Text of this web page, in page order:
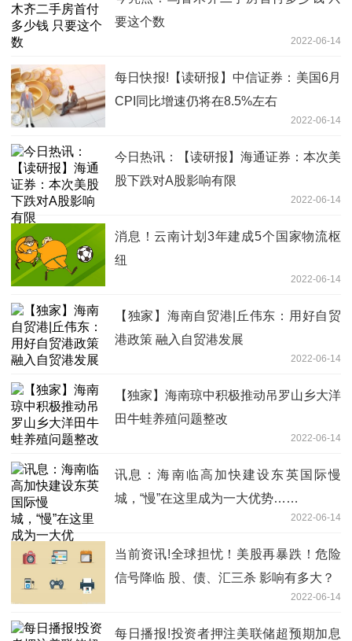
要这个数
2022-06-14
每日快报!【读研报】中信证券：美国6月
CPI同比增速仍将在8.5%左右
2022-06-14
今日热讯：【读研报】海通证券：本次美
股下跌对A股影响有限
2022-06-14
消息！云南计划3年建成5个国家物流枢
纽
2022-06-14
【独家】海南自贸港|丘伟东：用好自贸
港政策 融入自贸港发展
2022-06-14
【独家】海南琼中积极推动吊罗山乡大洋
田牛蛙养殖问题整改
2022-06-14
讯息：海南临高加快建设东英国际慢
城，“慢”在这里成为一大优势……
2022-06-14
当前资讯!全球担忧！美股再暴跌！危险
信号降临 股、债、汇三杀 影响有多大？
2022-06-14
每日播报!投资者押注美联储超预期加息